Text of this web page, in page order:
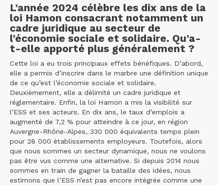
L’année 2024 célèbre les dix ans de la
loi Hamon consacrant notamment un
cadre juridique au secteur de
l’économie sociale et solidaire. Qu’a-
t-elle apporté plus généralement ?
Cette loi a eu trois principaux effets bénéfiques. D’abord,
elle a permis d’inscrire dans le marbre une définition unique
de ce qu’est l’économie sociale et solidaire.
Deuxièmement, elle a délimité un cadre juridique et
réglementaire. Enfin, la loi Hamon a mis la visibilité sur
l’ESS et ses acteurs. En dix ans, le taux d’emplois a
augmenté de 7,2 % pour atteindre à ce jour, en région
Auvergne-Rhône-Alpes, 330 000 équivalents temps plein
pour 28 000 établissements employeurs. Toutefois, alors
que nous sommes un secteur dynamique, nous ne voulons
pas être vus comme une alternative. Si depuis 2014 nous
sommes en train de gagner la bataille des idées, nous
estimons que l’ESS n’est pas encore intégrée comme une